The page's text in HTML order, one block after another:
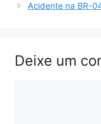
Acidente na BR-
Deixe um